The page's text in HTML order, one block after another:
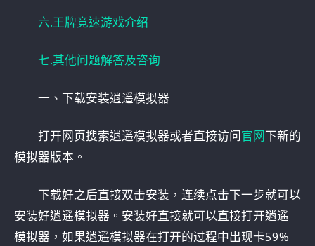
六.王牌竞速游戏介绍
七.其他问题解答及咨询
一、下载安装逍遥模拟器
打开网页搜索逍遥模拟器或者直接访问官网下新的
模拟器版本。
下载好之后直接双击安装，连续点击下一步就可以
安装好逍遥模拟器。安装好直接就可以直接打开逍遥
模拟器，如果逍遥模拟器在打开的过程中出现卡59%